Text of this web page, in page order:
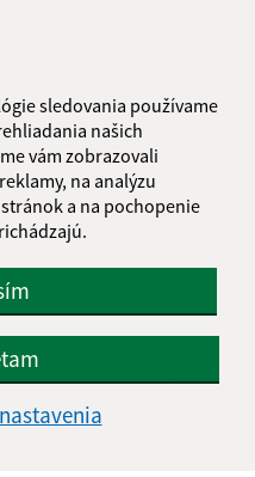
sledovania používame
našich
vám zobrazovali
na analýzu
a na pochopenie